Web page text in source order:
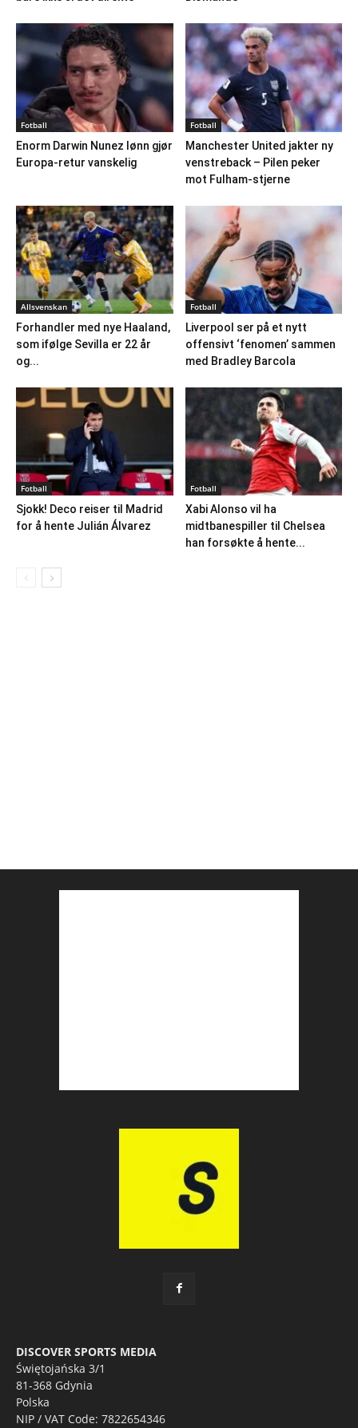
Fotball
Enorm Darwin Nunez lønn gjør
Europa-retur vanskelig
Fotball
Manchester United jakter ny
venstreback – Pilen peker
mot Fulham-stjerne
Allsvenskan
Forhandler med nye Haaland,
som ifølge Sevilla er 22 år
og...
Fotball
Liverpool ser på et nytt
offensivt ‘fenomen’ sammen
med Bradley Barcola
Fotball
Sjokk! Deco reiser til Madrid
for å hente Julián Álvarez
Fotball
Xabi Alonso vil ha
midtbanespiller til Chelsea
han forsøkte å hente...
DISCOVER SPORTS MEDIA
Świętojańska 3/1
81-368 Gdynia
Polska
NIP / VAT Code: 7822654346